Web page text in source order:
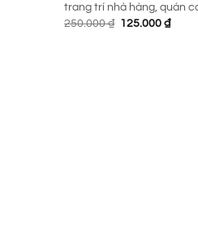
trang trí nhà hàng, quán
250.000₫ Giá
125.000₫Giá